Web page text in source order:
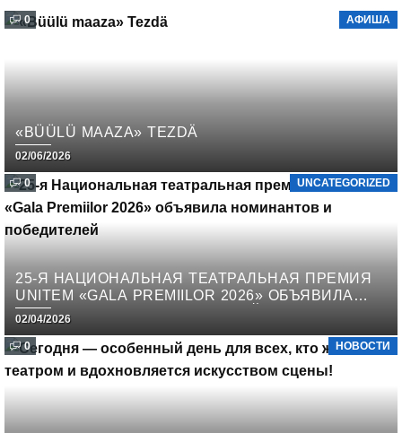
0 АФИША
«BÜÜLÜ MAAZA» TEZDÄ
02/06/2026
0 UNCATEGORIZED
25-Я НАЦИОНАЛЬНАЯ ТЕАТРАЛЬНАЯ ПРЕМИЯ
UNITEM «GALA PREMIILOR 2026» ОБЪЯВИЛА
НОМИНАНТОВ И ПОБЕДИТЕЛЕЙ
02/04/2026
0 НОВОСТИ